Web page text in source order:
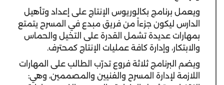
ويعمل برنامج بكالوريوس الإنتاج على إعداد وتأهيل
الدارس ليكون جزءاً من فريق مبدع في المسرح يتمتع
بمهارات عديدة تشمل القدرة على التخيل والحماس
والابتكار، وإدارة كافة عمليات الإنتاج كمحترف.
ويضم البرنامج ثلاثة فروع تدرّب الطالب على المهارات
اللازمة لإدارة المسرح والفنيين والمصممين، وهي: